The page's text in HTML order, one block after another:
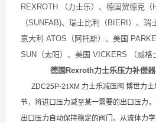
REXROTH （力士乐）、德国贺德克（
（SUNFAB)、瑞士比利（BIERI）、瑞
意大利 ATOS（阿托斯）、美国
SUN（太阳）、美国 VICKERS （威格
德国Rexroth力士乐压力补偿
ZDC25P-21XM 力士乐减压阀 博世力
节，将进口压力减至某一需要的出口压力
出口压力自动保持稳定的阀门。从流体力